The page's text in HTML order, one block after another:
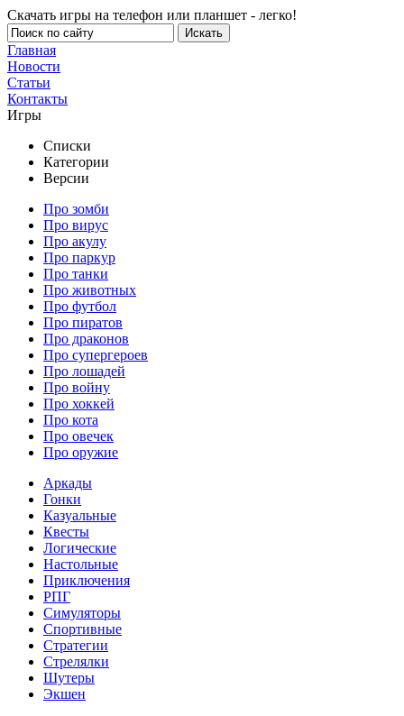
Скачать игры на телефон или планшет - легко!
Главная
Новости
Статьи
Контакты
Игры
Списки
Категории
Версии
Про зомби
Про вирус
Про акулу
Про паркур
Про танки
Про животных
Про футбол
Про пиратов
Про драконов
Про супергероев
Про лошадей
Про войну
Про хоккей
Про кота
Про овечек
Про оружие
Аркады
Гонки
Казуальные
Квесты
Логические
Настольные
Приключения
РПГ
Симуляторы
Спортивные
Стратегии
Стрелялки
Шутеры
Экшен